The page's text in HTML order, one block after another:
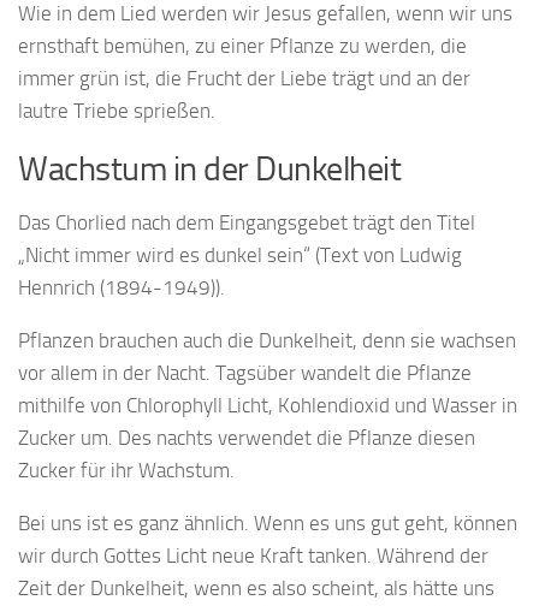
Wie in dem Lied werden wir Jesus gefallen, wenn wir uns
ernsthaft bemühen, zu einer Pflanze zu werden, die
immer grün ist, die Frucht der Liebe trägt und an der
lautre Triebe sprießen.
Wachstum in der Dunkelheit
Das Chorlied nach dem Eingangsgebet trägt den Titel
„Nicht immer wird es dunkel sein“ (Text von Ludwig
Hennrich (1894-1949)).
Pflanzen brauchen auch die Dunkelheit, denn sie wachsen
vor allem in der Nacht. Tagsüber wandelt die Pflanze
mithilfe von Chlorophyll Licht, Kohlendioxid und Wasser in
Zucker um. Des nachts verwendet die Pflanze diesen
Zucker für ihr Wachstum.
Bei uns ist es ganz ähnlich. Wenn es uns gut geht, können
wir durch Gottes Licht neue Kraft tanken. Während der
Zeit der Dunkelheit, wenn es also scheint, als hätte uns